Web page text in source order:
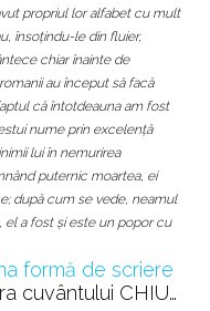
propriul lor alfabet cu mult
însoțindu-le din fluier,
chiar înainte de
au început să facă
că întotdeauna am fost
nume prin excelenţă
lui în nemurirea
puternic moartea, ei
după cum se vede, neamul
el a fost şi este un popor cu
formă de scriere
cuvântului CHIU…